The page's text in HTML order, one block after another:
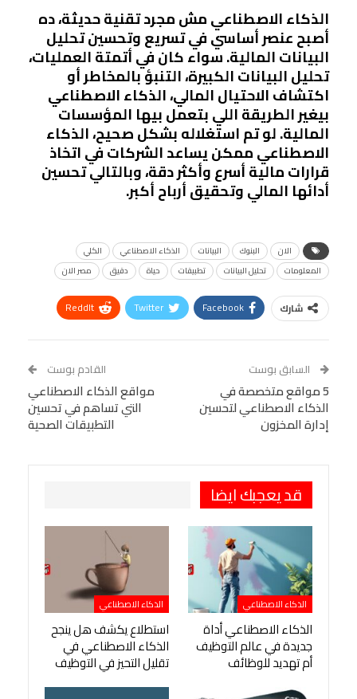
الذكاء الاصطناعي مش مجرد تقنية حديثة، ده
أصبح عنصر أساسي في تسريع وتحسين تحليل
البيانات المالية. سواء كان في أتمتة العمليات،
تحليل البيانات الكبيرة، التنبؤ بالمخاطر أو
اكتشاف الاحتيال المالي، الذكاء الاصطناعي
بيغير الطريقة اللي بتعمل بيها المؤسسات
المالية. لو تم استغلاله بشكل صحيح، الذكاء
الاصطناعي ممكن يساعد الشركات في اتخاذ
قرارات مالية أسرع وأكثر دقة، وبالتالي تحسين
أدائها المالي وتحقيق أرباح أكبر.
الان البنوك البيانات الذكاء الاصطناعي
الكلي
المعلومات
تحليل البيانات تطبيقات حياة دقيق مصر الان
شارك Facebook
Twitter
ReddIt
البريد الإلكتروني
StumbleUpon
VK
Digg
LINE
BlackBerry
Viber
السابق بوست
5 مواقع متخصصة في
الذكاء الاصطناعي لتحسين
إدارة المخزون
القادم بوست
مواقع الذكاء الاصطناعي
التي تساهم في تحسين
التطبيقات الصحية
قد يعجبك ايضا
الذكاء الاصطناعي
الذكاء الاصطناعي أداة
جديدة في عالم التوظيف
أم تهديد للوظائف
الذكاء الاصطناعي
استطلاع يكشف هل ينجح
الذكاء الاصطناعي في
تقليل التحيز في التوظيف